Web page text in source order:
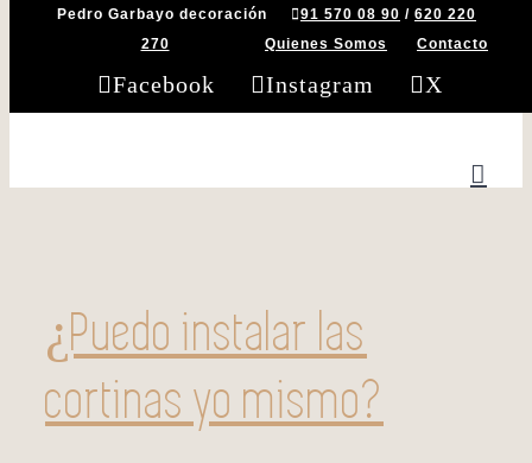
Saltar al contenido
Pedro Garbayo decoración 91 570 08 90 / 620 220
270
Contacto
Quienes Somos
Facebook Instagram X
¿Puedo instalar las
cortinas yo mismo?